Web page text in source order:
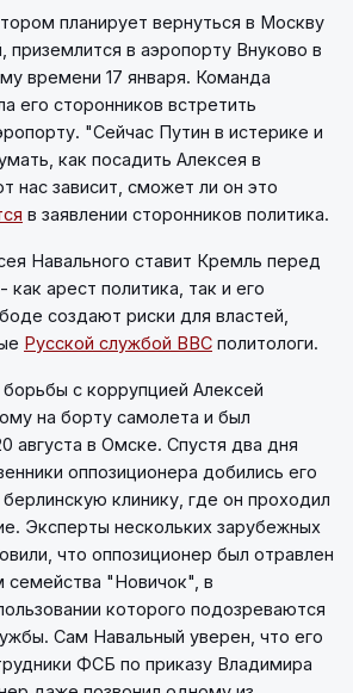
планирует вернуться в Москву
приземлится в аэропорту Внуково в
времени 17 января. Команда
его сторонников встретить
"Сейчас Путин в истерике и
как посадить Алексея в
нас зависит, сможет ли он это
в заявлении сторонников политика.
Навального ставит Кремль перед
арест политика, так и его
создают риски для властей,
Русской службой BBC политологи.
с коррупцией Алексей
на борту самолета и был
августа в Омске. Спустя два дня
оппозиционера добились его
клинику, где он проходил
Эксперты нескольких зарубежных
что оппозиционер был отравлен
"Новичок", в
которого подозреваются
Сам Навальный уверен, что его
ФСБ по приказу Владимира